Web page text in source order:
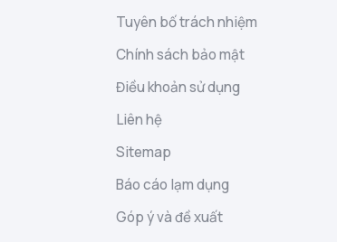
Tuyên bố trách nhiệm
Chính sách bảo mật
Điều khoản sử dụng
Liên hệ
Sitemap
Báo cáo lạm dụng
Góp ý và đề xuất